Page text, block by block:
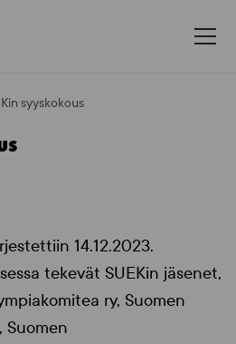
syyskokous
14.12.2023.
tekevät SUEKin jäsenet,
ry, Suomen
Suomen